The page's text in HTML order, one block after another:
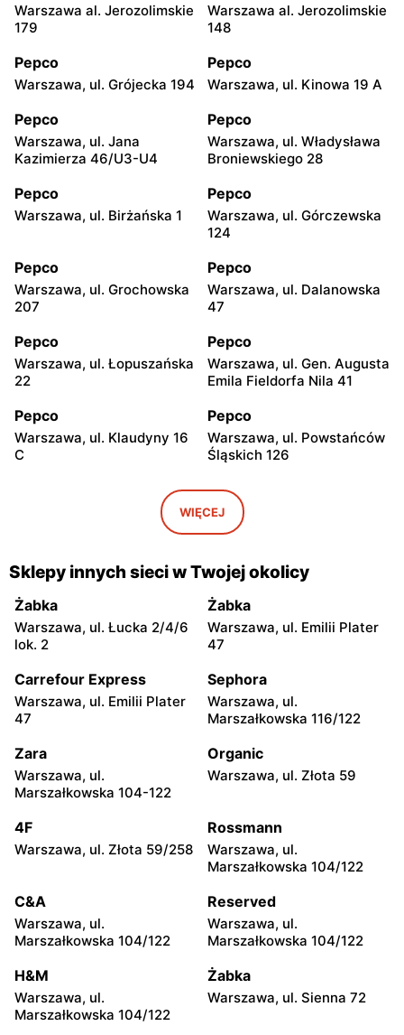
Warszawa al. Jerozolimskie
179
Warszawa al. Jerozolimskie
148
Pepco
Warszawa, ul. Grójecka 194
Pepco
Warszawa, ul. Kinowa 19 A
Pepco
Warszawa, ul. Jana
Kazimierza 46/U3-U4
Pepco
Warszawa, ul. Władysława
Broniewskiego 28
Pepco
Warszawa, ul. Birżańska 1
Pepco
Warszawa, ul. Górczewska
124
Pepco
Warszawa, ul. Grochowska
207
Pepco
Warszawa, ul. Dalanowska
47
Pepco
Warszawa, ul. Łopuszańska
22
Pepco
Warszawa, ul. Gen. Augusta
Emila Fieldorfa Nila 41
Pepco
Warszawa, ul. Klaudyny 16
C
Pepco
Warszawa, ul. Powstańców
Śląskich 126
Warszawa, ul. Wrocławska
Pepco
Warszawa, ul. Świetlików 8
Pepco
Warszawa, ul. Rembielińska
20
Pepco
Warszawa, ul. Wałbrzyska
11
Pepco Pepco
Pepco
Warszawa, ul. Starowiślna
Pepco
Warszawa, ul. Łodygowa
Pepco
Warszawa, ul. Przy Agorze
Pepco
Pepco Pepco
Warszawa al.
Pepco
Warszawa, ul. Gen.
Składkowskiego 4
Pepco
Warszawa, ul. Głębocka 15
Pepco Pepco
WIĘCEJ
Sklepy innych sieci w Twojej okolicy
Żabka
Warszawa, ul. Łucka 2/4/6
lok. 2
Żabka
Warszawa, ul. Emilii Plater
47
Carrefour Express
Warszawa, ul. Emilii Plater
47
Sephora
Warszawa, ul.
Marszałkowska 116/122
Zara
Warszawa, ul.
Marszałkowska 104-122
Organic
Warszawa, ul. Złota 59
4F
Warszawa, ul. Złota 59/258
Rossmann
Warszawa, ul.
Marszałkowska 104/122
C&A
Warszawa, ul.
Marszałkowska 104/122
Reserved
Warszawa, ul.
Marszałkowska 104/122
H&M
Warszawa, ul.
Marszałkowska 104/122
Żabka
Warszawa, ul. Sienna 72